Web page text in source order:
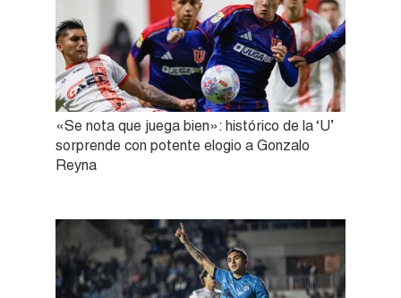
«Se nota que juega bien»: histórico de la ‘U’
sorprende con potente elogio a Gonzalo
Reyna